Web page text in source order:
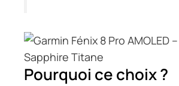
Pourquoi ce choix ?